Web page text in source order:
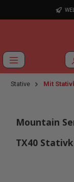
Zum Hauptinhalt
Stative Mit
Mountain
TX40